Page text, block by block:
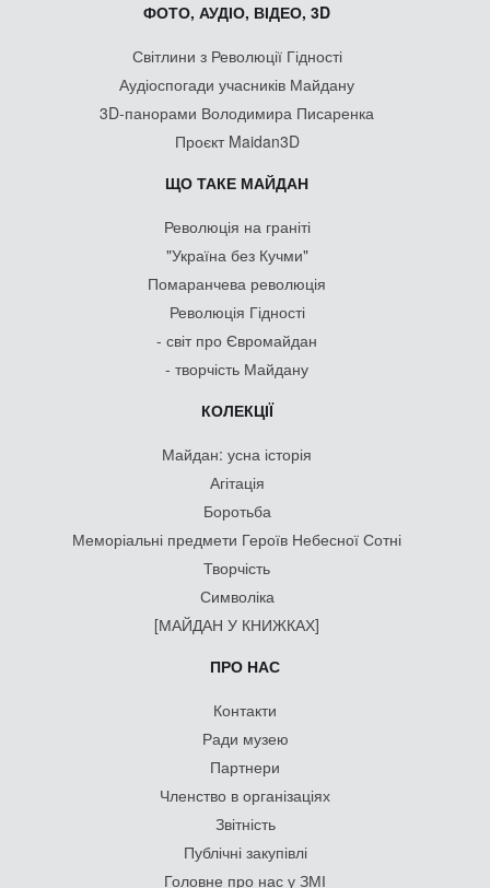
ФОТО, АУДІО, ВІДЕО, 3D
Світлини з Революції Гідності
Аудіоспогади учасників Майдану
3D-панорами Володимира Писаренка
Проєкт Maidan3D
ЩО ТАКЕ МАЙДАН
Революція на граніті
"Україна без Кучми"
Помаранчева революція
Революція Гідності
- світ про Євромайдан
- творчість Майдану
КОЛЕКЦІЇ
Майдан: усна історія
Агітація
Боротьба
Меморіальні предмети Героїв Небесної Сотні
Творчість
Символіка
[МАЙДАН У КНИЖКАХ]
ПРО НАС
Контакти
Ради музею
Партнери
Членство в організаціях
Звітність
Публічні закупівлі
Головне про нас у ЗМІ